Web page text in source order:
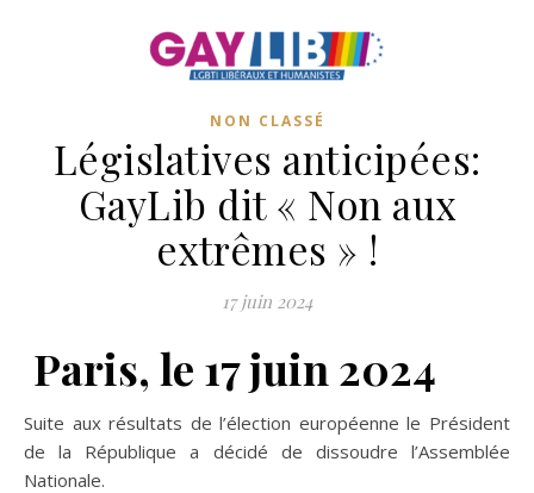
NON CLASSÉ
Législatives anticipées:
GayLib dit « Non aux
extrêmes » !
17 juin 2024
Paris, le 17 juin 2024
Suite aux résultats de l’élection européenne le Président
de la République a décidé de dissoudre l’Assemblée
Nationale.